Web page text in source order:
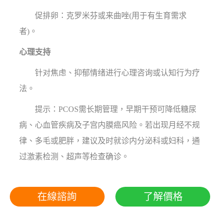
促排卵：克罗米芬或来曲唑(用于有生育需求
者)。
心理支持
针对焦虑、抑郁情绪进行心理咨询或认知行为疗
法。
提示：PCOS需长期管理，早期干预可降低糖尿
病、心血管疾病及子宫内膜癌风险。若出现月经不规
律、多毛或肥胖，建议及时就诊内分泌科或妇科，通
过激素检测、超声等检查确诊。
在線諮詢 了解價格